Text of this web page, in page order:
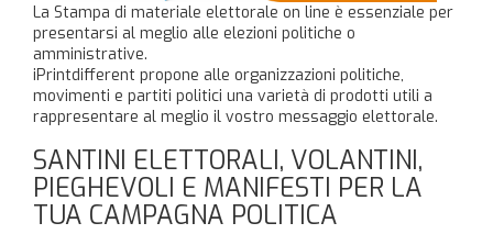
La Stampa di materiale elettorale on line è essenziale per
presentarsi al meglio alle elezioni politiche o
amministrative.
iPrintdifferent propone alle organizzazioni politiche,
movimenti e partiti politici una varietà di prodotti utili a
rappresentare al meglio il vostro messaggio elettorale.
SANTINI ELETTORALI, VOLANTINI,
PIEGHEVOLI E MANIFESTI PER LA
TUA CAMPAGNA POLITICA